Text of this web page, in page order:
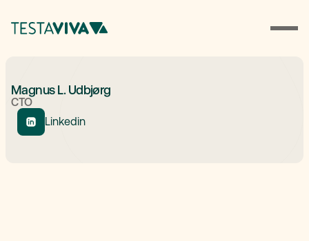
Magnus L. Udbjørg
CTO
Linkedin